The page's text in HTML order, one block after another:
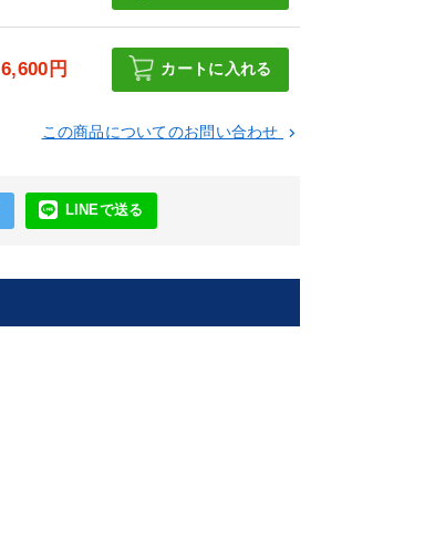
6,600円 カートに入れる
この商品についてのお問い合わせ keyboard_arrow_right
LINEで送る